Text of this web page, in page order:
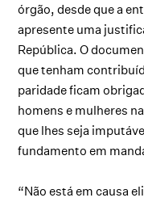
órgão, desde que a
apresente uma
República. O
que tenham
paridade ficam
homens e mulheres
que lhes seja
fundamento em
“Não está em causa